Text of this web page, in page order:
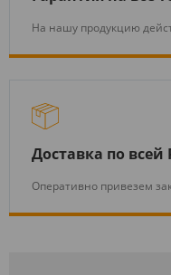
На нашу продукцию
Доставка по всей
Оперативно привезем